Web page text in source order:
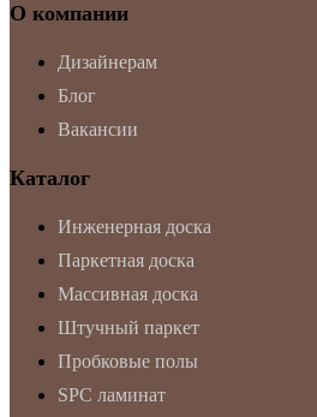
О компании
Дизайнерам
Блог
Вакансии
Каталог
Инженерная доска
Паркетная доска
Массивная доска
Штучный паркет
Пробковые полы
SPC ламинат